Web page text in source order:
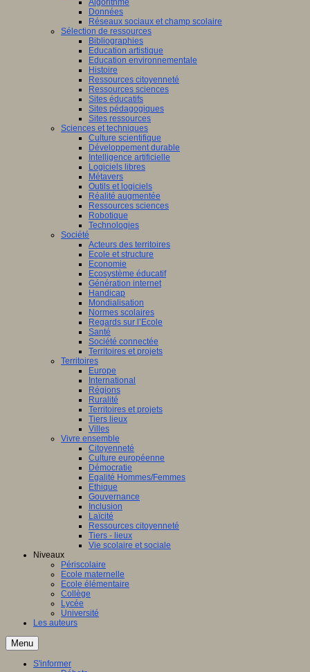
Algorithme
Données
Réseaux sociaux et champ scolaire
Sélection de ressources
Bibliographies
Education artistique
Education environnementale
Histoire
Ressources citoyenneté
Ressources sciences
Sites éducatifs
Sites pédagogiques
Sites ressources
Sciences et techniques
Culture scientifique
Développement durable
Intelligence artificielle
Logiciels libres
Métavers
Outils et logiciels
Réalité augmentée
Ressources sciences
Robotique
Technologies
Société
Acteurs des territoires
Ecole et structure
Economie
Ecosystème éducatif
Génération internet
Handicap
Mondialisation
Normes scolaires
Regards sur l’Ecole
Santé
Société connectée
Territoires et projets
Territoires
Europe
International
Régions
Ruralité
Territoires et projets
Tiers lieux
Villes
Vivre ensemble
Citoyenneté
Culture européenne
Démocratie
Egalité Hommes/Femmes
Ethique
Gouvernance
Inclusion
Laïcité
Ressources citoyenneté
Tiers - lieux
Vie scolaire et sociale
Niveaux
Périscolaire
Ecole maternelle
Ecole élémentaire
Collège
Lycée
Université
Les auteurs
Menu
S'informer